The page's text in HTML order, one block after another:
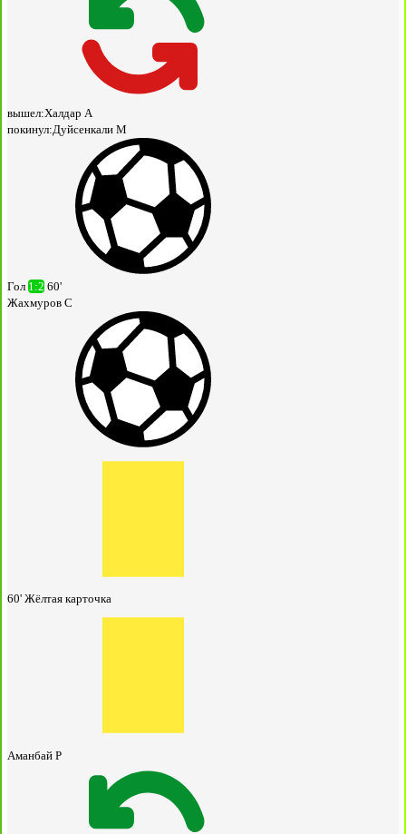
вышел:Халдар А
покинул:Дуйсенкали М
Гол 1:2 60'
Жахмуров С
60' Жёлтая карточка
Аманбай Р